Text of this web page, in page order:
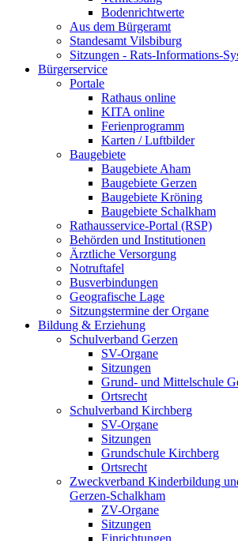
Bodenrichtwerte
Aus dem Bürgeramt
Standesamt Vilsbiburg
Sitzungen - Rats-Informations-
Bürgerservice
Portale
Rathaus online
KITA online
Ferienprogramm
Karten / Luftbilder
Baugebiete
Baugebiete Aham
Baugebiete Gerzen
Baugebiete Kröning
Baugebiete Schalkham
Rathausservice-Portal (RSP)
Behörden und Institutionen
Ärztliche Versorgung
Notruftafel
Busverbindungen
Geografische Lage
Sitzungstermine der Organe
Bildung & Erziehung
Schulverband Gerzen
SV-Organe
Sitzungen
Grund- und Mittelschule
Ortsrecht
Schulverband Kirchberg
SV-Organe
Sitzungen
Grundschule Kirchberg
Ortsrecht
Zweckverband Kinderbildung
Gerzen-Schalkham
ZV-Organe
Sitzungen
Einrichtungen